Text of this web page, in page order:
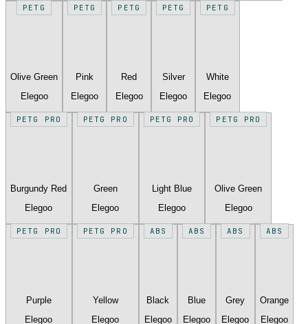
PETG
Olive Green
Elegoo
PETG
Pink
Elegoo
PETG
Red
Elegoo
PETG
Silver
Elegoo
PETG
White
Elegoo
PETG PRO
Burgundy Red
Elegoo
PETG PRO
Green
Elegoo
PETG PRO
Light Blue
Elegoo
PETG PRO
Olive Green
Elegoo
PETG PRO
Purple
Elegoo
PETG PRO
Yellow
Elegoo
ABS
Black
Elegoo
ABS
Blue
Elegoo
ABS
Grey
Elegoo
ABS
Orange
Elegoo